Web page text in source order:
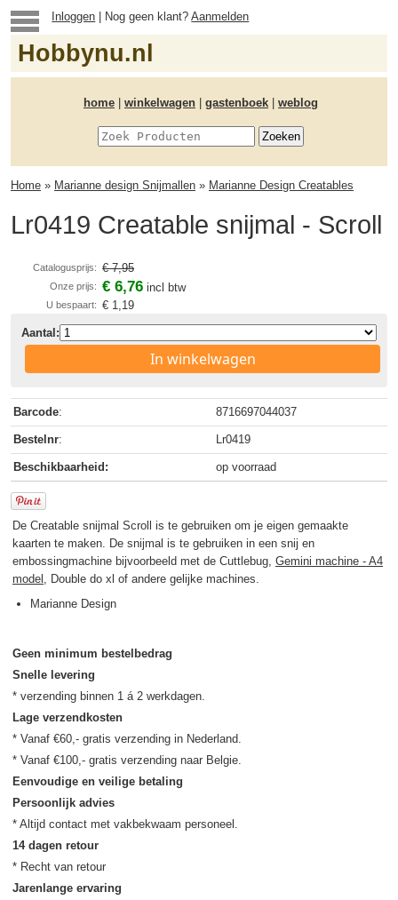
Inloggen | Nog geen klant?Aanmelden
Hobbynu.nl
home winkelwagen gastenboek weblog
Home » Marianne design Snijmallen » Marianne Design Creatables
Lr0419 Creatable snijmal - Scroll
Catalogusprijs: € 7,95
Onze prijs: € 6,76 incl btw
U bespaart: € 1,19
Aantal:
In winkelwagen
Barcode: 8716697044037
Bestelnr: Lr0419
Beschikbaarheid: op voorraad
De Creatable snijmal Scroll is te gebruiken om je eigen gemaakte
kaarten te maken. De snijmal is te gebruiken in een snij en
embossingmachine bijvoorbeeld met de Cuttlebug, Gemini machine - A4
model , Double do xl of andere gelijke machines.
Marianne Design
Geen minimum bestelbedrag
Snelle levering
Lage verzendkosten
* Vanaf €60,- gratis verzending in Nederland.
Eenvoudige en veilige betaling
Persoonlijk advies
14 dagen retour
Jarenlange ervaring